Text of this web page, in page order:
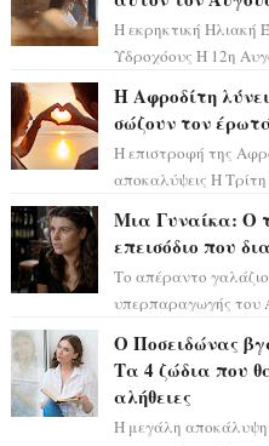
Η εκρηκτική Ηλιακή
Υδροχόους Η 12η
Η Αφροδίτη
σώζουν τον
Η επιστροφή της
αποκαλύψεις Η
Μια Γυναίκα: Ο
επεισόδιο που
Το απέραντο
υπερπαραγωγής του
Ο Ποσειδώνας
Τα 4 ζώδια που
αλήθειες
Η μεγάλη